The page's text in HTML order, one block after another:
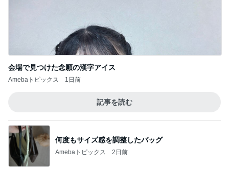
会場で見つけた念願の漢字アイス
Amebaトピックス 1日前
記事を読む
何度もサイズ感を調整したバッグ
Amebaトピックス 2日前